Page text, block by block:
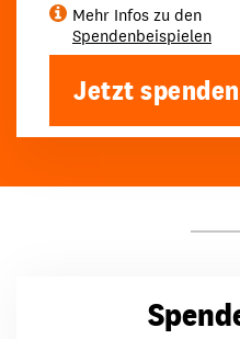
Mehr Infos zu den
Spendenbeispielen
Jetzt spenden